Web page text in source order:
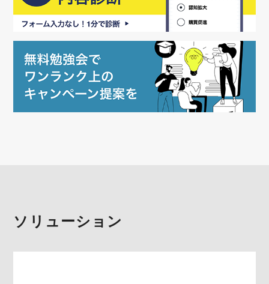
ソリューション